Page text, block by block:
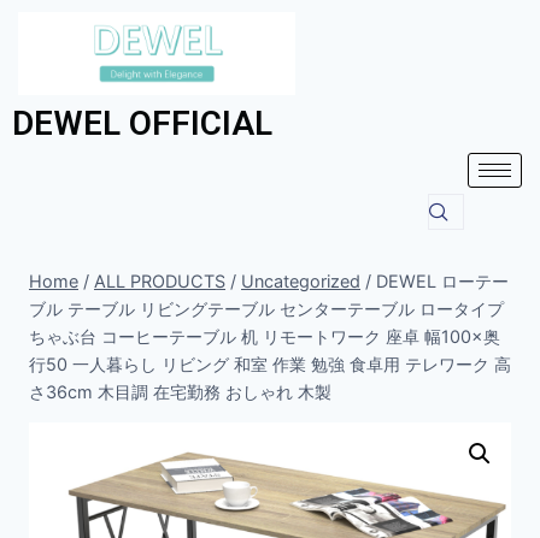
DEWEL OFFICIAL
Home / ALL PRODUCTS / Uncategorized / DEWEL ローテー
ブル テーブル リビングテーブル センターテーブル ロータイプ
ちゃぶ台 コーヒーテーブル 机 リモートワーク 座卓 幅100×奥
行50 一人暮らし リビング 和室 作業 勉強 食卓用 テレワーク 高
さ36cm 木目調 在宅勤務 おしゃれ 木製